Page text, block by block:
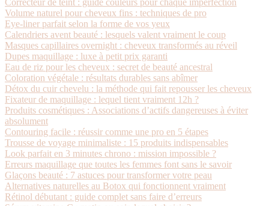
Correcteur de teint : guide couleurs pour chaque imperfection
Volume naturel pour cheveux fins : techniques de pro
Eye-liner parfait selon la forme de vos yeux
Calendriers avent beauté : lesquels valent vraiment le coup
Masques capillaires overnight : cheveux transformés au réveil
Dupes maquillage : luxe à petit prix garanti
Eau de riz pour les cheveux : secret de beauté ancestral
Coloration végétale : résultats durables sans abîmer
Détox du cuir chevelu : la méthode qui fait repousser les cheveux
Fixateur de maquillage : lequel tient vraiment 12h ?
Produits cosmétiques : Associations d’actifs dangereuses à éviter
absolument
Contouring facile : réussir comme une pro en 5 étapes
Trousse de voyage minimaliste : 15 produits indispensables
Look parfait en 3 minutes chrono : mission impossible ?
Erreurs maquillage que toutes les femmes font sans le savoir
Glaçons beauté : 7 astuces pour transformer votre peau
Alternatives naturelles au Botox qui fonctionnent vraiment
Rétinol débutant : guide complet sans faire d’erreurs